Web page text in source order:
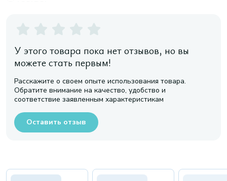
У этого товара пока нет отзывов, но вы
можете стать первым!
Расскажите о своем опыте использования товара.
Обратите внимание на качество, удобство и
соответствие заявленным характеристикам
Оставить отзыв